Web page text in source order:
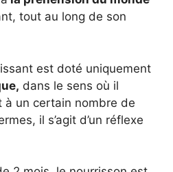
tout au long de son
est doté uniquement
dans le sens où il
à un certain nombre de
il s’agit d’un réflexe